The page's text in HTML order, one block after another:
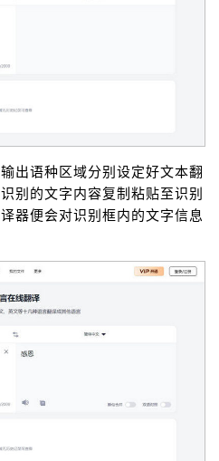
出语种区域分别设定好文本翻
别的文字内容复制粘贴至识别
器便会对识别框内的文字信息